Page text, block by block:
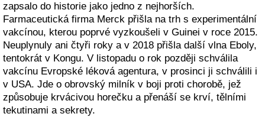
zapsalo do historie jako jedno z nejhorších.
Farmaceutická firma Merck přišla na trh s experimentální
vakcínou, kterou poprvé vyzkoušeli v Guinei v roce 2015.
Neuplynuly ani čtyři roky a v 2018 přišla další vlna Eboly,
tentokrát v Kongu. V listopadu o rok později schválila
vakcínu Evropské léková agentura, v prosinci ji schválili i
v USA. Jde o obrovský milník v boji proti chorobě, jež
způsobuje krvácivou horečku a přenáší se krví, tělními
tekutinami a sekrety.